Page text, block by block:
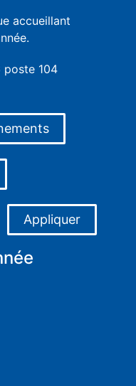
accueillant
104
Appliquer